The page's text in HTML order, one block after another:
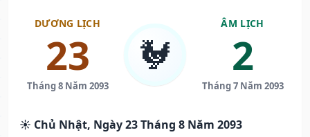
DƯƠNG LỊCH
23
Tháng 8 Năm 2093
🐓
ÂM LỊCH
2
Tháng 7 Năm 2093
☀️ Chủ Nhật, Ngày 23 Tháng 8 Năm 2093